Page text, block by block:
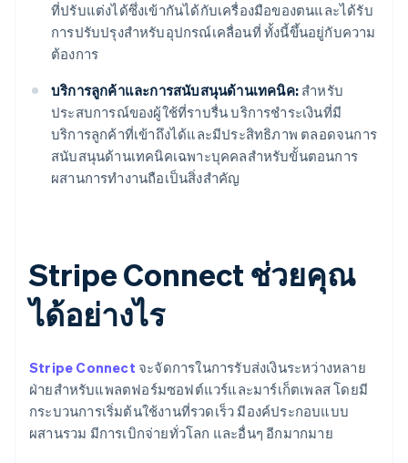
ที่ปรับแต่งได้ซึ่งเข้ากันได้กับเครื่องมือของตนและได้รับ
การปรับปรุงสำหรับอุปกรณ์เคลื่อนที่ ทั้งนี้ขึ้นอยู่กับความ
ต้องการ
บริการลูกค้าและการสนับสนุนด้านเทคนิค: สำหรับ
ประสบการณ์ของผู้ใช้ที่ราบรื่น บริการชำระเงินที่มี
บริการลูกค้าที่เข้าถึงได้และมีประสิทธิภาพ ตลอดจนการ
สนับสนุนด้านเทคนิคเฉพาะบุคคลสำหรับขั้นตอนการ
ผสานการทำงานถือเป็นสิ่งสำคัญ
Stripe Connect ช่วยคุณ
ได้อย่างไร
Stripe Connect จะจัดการในการรับส่งเงินระหว่างหลาย
ฝ่ายสำหรับแพลตฟอร์มซอฟต์แวร์และมาร์เก็ตเพลส โดยมี
กระบวนการเริ่มต้นใช้งานที่รวดเร็ว มีองค์ประกอบแบบ
ผสานรวม มีการเบิกจ่ายทั่วโลก และอื่นๆ อีกมากมาย